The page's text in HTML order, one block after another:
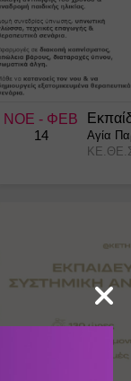
ΝΟΕ - ΦΕΒ
14
Αγία